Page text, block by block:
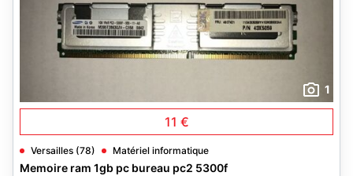
1
11 €
Versailles (78) Matériel informatique
Memoire ram 1gb pc bureau pc2 5300f